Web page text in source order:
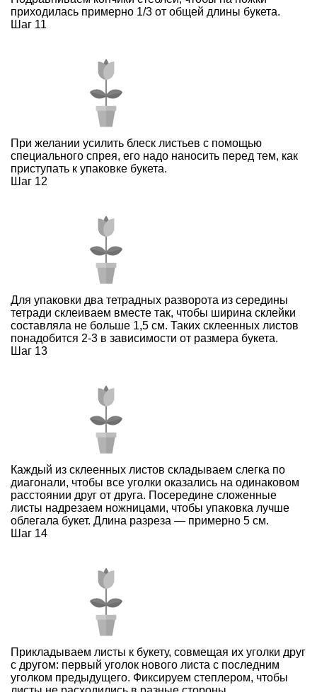
приходилась примерно 1/3 от общей длины букета.
Шаг 11
При желании усилить блеск листьев с помощью
специального спрея, его надо наносить перед тем, как
приступать к упаковке букета.
Шаг 12
Для упаковки два тетрадных разворота из середины
тетради склеиваем вместе так, чтобы ширина склейки
составляла не больше 1,5 см. Таких склеенных листов
понадобится 2-3 в зависимости от размера букета.
Шаг 13
Каждый из склеенных листов складываем слегка по
диагонали, чтобы все уголки оказались на одинаковом
расстоянии друг от друга. Посередине сложенные
листы надрезаем ножницами, чтобы упаковка лучше
облегала букет. Длина разреза — примерно 5 см.
Шаг 14
Прикладываем листы к букету, совмещая их уголки друг
с другом: первый уголок нового листа с последним
уголком предыдущего. Фиксируем степлером, чтобы